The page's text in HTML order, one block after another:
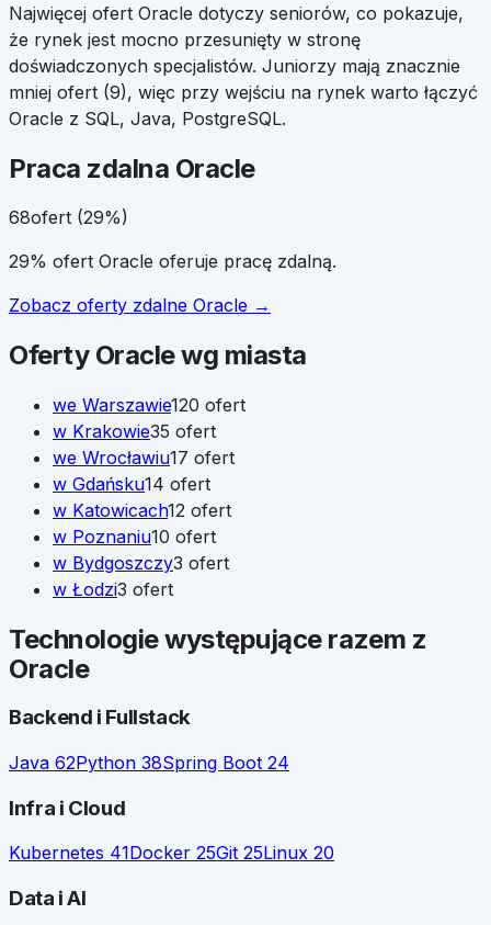
Najwięcej ofert Oracle dotyczy seniorów, co pokazuje,
że rynek jest mocno przesunięty w stronę
doświadczonych specjalistów. Juniorzy mają znacznie
mniej ofert (9), więc przy wejściu na rynek warto łączyć
Oracle z SQL, Java, PostgreSQL.
Praca zdalna Oracle
68ofert (29%)
29% ofert Oracle oferuje pracę zdalną.
Zobacz oferty zdalne Oracle →
Oferty Oraclewg miasta
we Warszawie120 ofert
w Krakowie35 ofert
we Wrocławiu17 ofert
w Gdańsku14 ofert
w Katowicach12 ofert
w Poznaniu10 ofert
w Bydgoszczy3 ofert
w Łodzi3 ofert
Technologie występujące razem z
Oracle
Backend i Fullstack
Java 62Python 38Spring Boot 24
Infra i Cloud
Kubernetes 41Docker 25Git 25Linux 20
Data i AI